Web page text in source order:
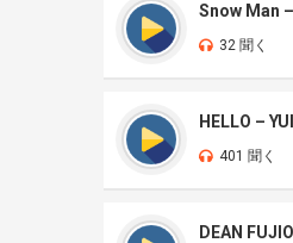
Snow Man
32 聞く
HELLO – YUI
401 聞く
DEAN